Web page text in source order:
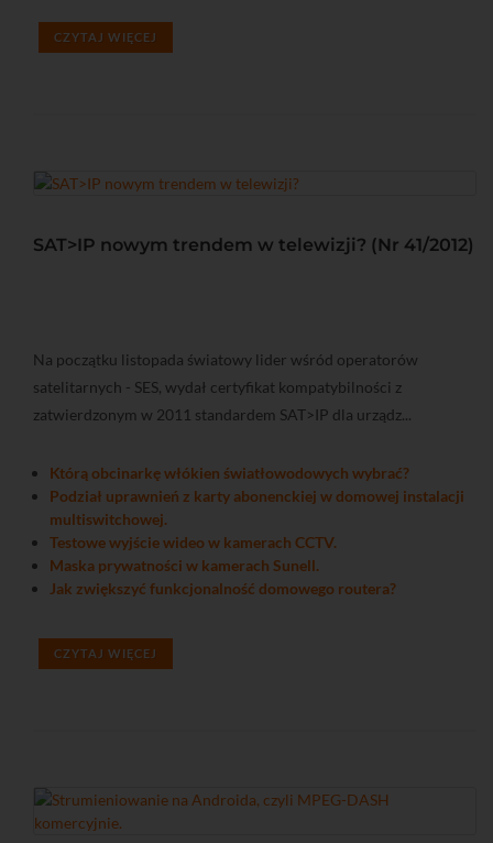
CZYTAJ WIĘCEJ
SAT>IP nowym trendem w telewizji? (Nr 41/2012)
Na początku listopada światowy lider wśród operatorów
satelitarnych - SES, wydał certyfikat kompatybilności z
zatwierdzonym w 2011 standardem SAT>IP dla urządz...
Którą obcinarkę włókien światłowodowych wybrać?
Podział uprawnień z karty abonenckiej w domowej instalacji
multiswitchowej.
Testowe wyjście wideo w kamerach CCTV.
Maska prywatności w kamerach Sunell.
Jak zwiększyć funkcjonalność domowego routera?
CZYTAJ WIĘCEJ